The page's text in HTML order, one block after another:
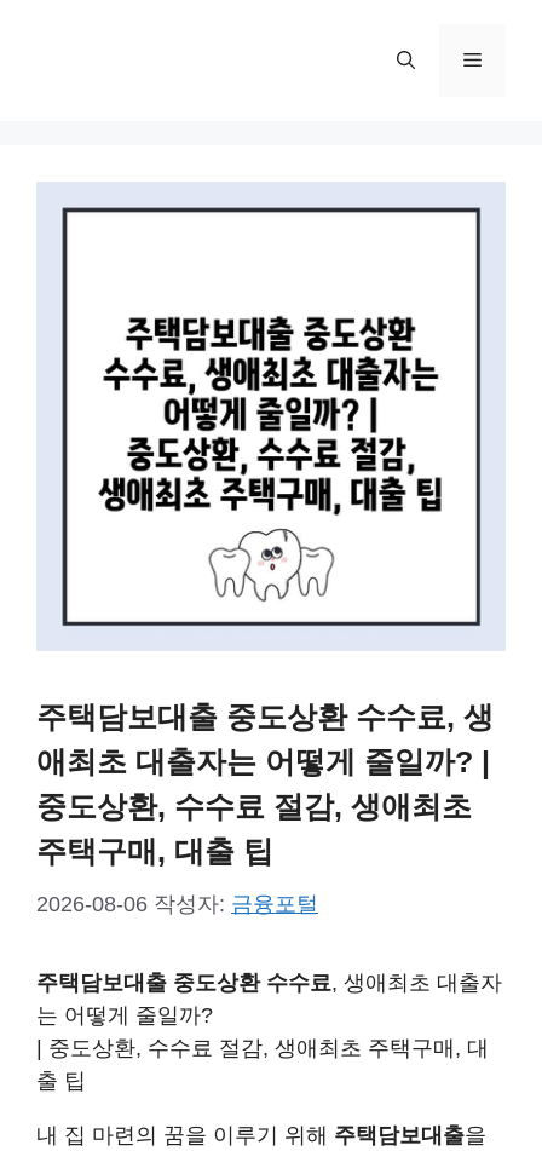
메
주택담보대출 중도상환 수수료, 생
애최초 대출자는 어떻게 줄일까? |
중도상환, 수수료 절감, 생애최초
주택구매, 대출 팁
2026-08-06 작성자: 금융포털
주택담보대출 중도상환 수수료, 생애최초 대출자
는 어떻게 줄일까?
| 중도상환, 수수료 절감, 생애최초 주택구매, 대
출 팁
내 집 마련의 꿈을 이루기 위해 주택담보대출을